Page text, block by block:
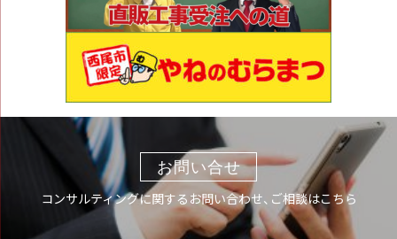
お問い合せ
コンサルティングに関するお問い合わせ、ご相談はこちら